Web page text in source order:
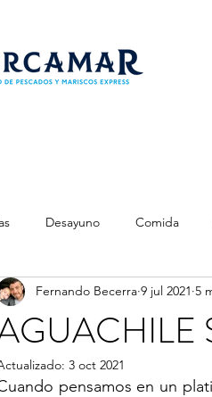
Desayuno Comida
Fernando Becerra 9 jul 2021 5
3 oct 2021
pensamos en un